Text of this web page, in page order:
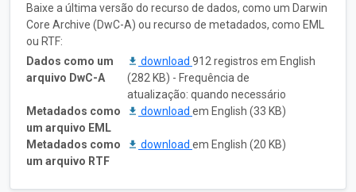
Baixe a última versão do recurso de dados, como um Darwin
Core Archive (DwC-A) ou recurso de metadados, como EML
ou RTF:
Dados como um
arquivo DwC-A
download 912 registros em English
(282 KB) - Frequência de
atualização: quando necessário
Metadados como
um arquivo EML
download em English (33 KB)
Metadados como
um arquivo RTF
download em English (20 KB)